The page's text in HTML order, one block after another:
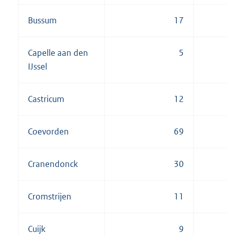
Bussum 17
Capelle aan den
IJssel
5
Castricum 12
Coevorden 69
Cranendonck 30
Cromstrijen 11
Cuijk 9